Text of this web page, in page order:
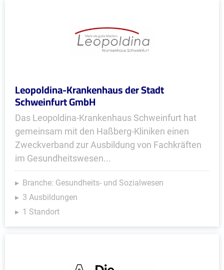
Leopoldina-Krankenhaus der Stadt
Schweinfurt GmbH
Das Leopoldina-Krankenhaus Schweinfurt hat
gemeinsam mit den Haßberg-Kliniken einen
Zweckverband zur Ausbildung von Fachkräften
im Gesundheitswesen...
Branche: Gesundheits- und Sozialwesen
3 Ausbildungen
1 Standort